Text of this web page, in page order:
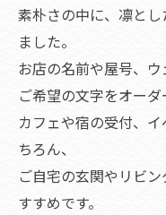
素朴さの中に、凛と
ました。
お店の名前や屋号、ウ
ご希望の文字をオーダ
カフェや宿の受付、
ちろん、
ご自宅の玄関やリビ
すすめです。